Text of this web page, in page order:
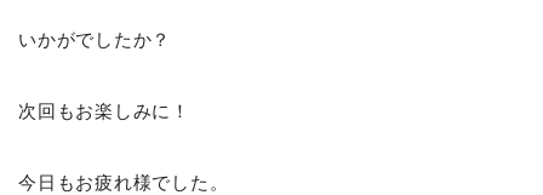
いかがでしたか？
次回もお楽しみに！
今日もお疲れ様でした。